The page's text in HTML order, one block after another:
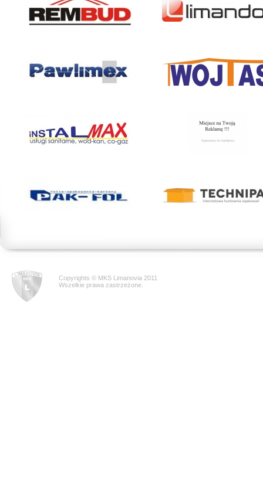
Copyrights © MKS Limanovia 2011
Wszelkie prawa zastrzeżone.